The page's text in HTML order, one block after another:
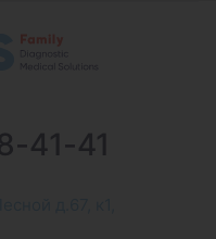
41-41